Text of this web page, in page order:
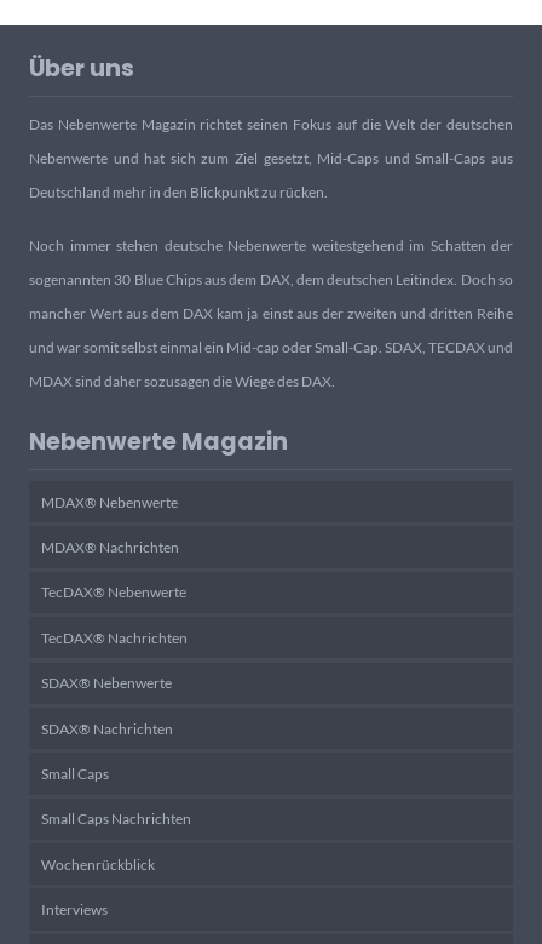
Über uns
Das Nebenwerte Magazin richtet seinen Fokus auf die Welt der deutschen
Nebenwerte und hat sich zum Ziel gesetzt, Mid-Caps und Small-Caps aus
Deutschland mehr in den Blickpunkt zu rücken.
Noch immer stehen deutsche Nebenwerte weitestgehend im Schatten der
sogenannten 30 Blue Chips aus dem DAX, dem deutschen Leitindex. Doch so
mancher Wert aus dem DAX kam ja einst aus der zweiten und dritten Reihe
und war somit selbst einmal ein Mid-cap oder Small-Cap. SDAX, TECDAX und
MDAX sind daher sozusagen die Wiege des DAX.
Nebenwerte Magazin
MDAX® Nebenwerte
MDAX® Nachrichten
TecDAX® Nebenwerte
TecDAX® Nachrichten
SDAX® Nebenwerte
SDAX® Nachrichten
Small Caps
Small Caps Nachrichten
Wochenrückblick
Interviews